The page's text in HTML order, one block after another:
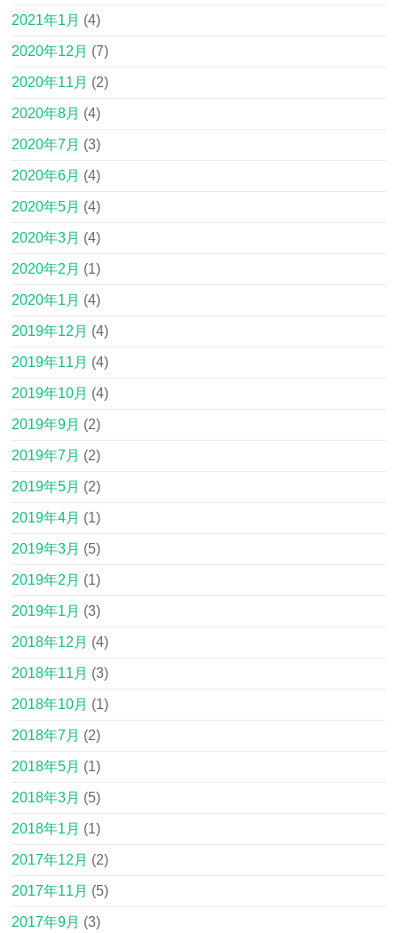
2021年1月 (4)
2020年12月 (7)
2020年11月 (2)
2020年8月 (4)
2020年7月 (3)
2020年6月 (4)
2020年5月 (4)
2020年3月 (4)
2020年2月 (1)
2020年1月 (4)
2019年12月 (4)
2019年11月 (4)
2019年10月 (4)
2019年9月 (2)
2019年7月 (2)
2019年5月 (2)
2019年4月 (1)
2019年3月 (5)
2019年2月 (1)
2019年1月 (3)
2018年12月 (4)
2018年11月 (3)
2018年10月 (1)
2018年7月 (2)
2018年5月 (1)
2018年3月 (5)
2018年1月 (1)
2017年12月 (2)
2017年11月 (5)
2017年9月 (3)